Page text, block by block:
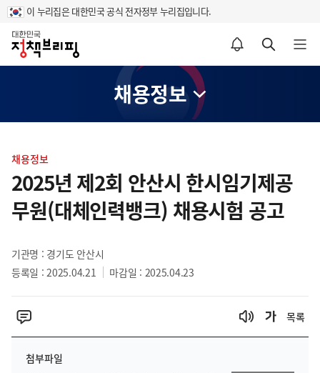
이 누리집은 대한민국 공식 전자정부 누리집입니다.
홈
알림설정 바로가기 검색 바로가기 메뉴 열기
채용정보
텐
츠
영
역
채용정보
2025년 제2회 안산시 한시임기제공
무원(대체인력뱅크) 채용시험 공고
기관명 : 경기도 안산시
등록일 : 2025.04.21
마감일 : 2025.04.23
목록
첨부파일